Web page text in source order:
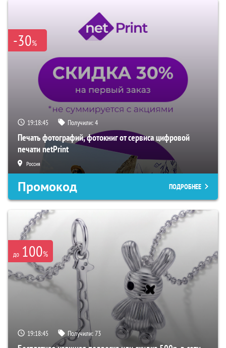
-30%
19:18:44 Получили:4
Печать фотографий, фотокниг от сервиса цифровой
печати netPrint
Россия
Промокод ПОДРОБНЕЕ
до 100%
19:18:44 Получили:73